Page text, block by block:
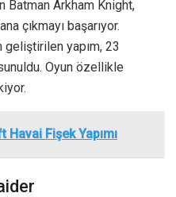
Batman Arkham Knight,
çıkmayı başarıyor.
geliştirilen yapım, 23
Oyun özellikle
Havai Fişek Yapımı